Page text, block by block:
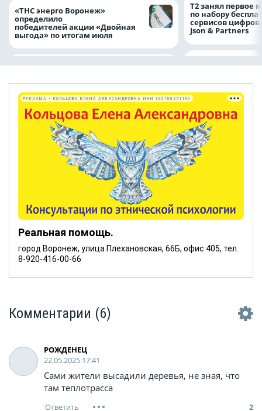
«ТНС энерго Воронеж»
определило
победителей акции «Двойная
выгода» по итогам июля
Т2 занял первое
по набору
сервисов
Json & Partners
Реальная помощь.
город Воронеж, улица Плехановская, 66Б, офис 405, тел.
8-920-416-00-66
РЕКЛАМА • КОЛЬЦОВА ЕЛЕНА АЛЕКСАНДРОВНА ИНН 366100251196
Комментарии (6)
РОЖДЕНЕЦ
22.05.2025 17:41
Сами жители высадили деревья, не зная, что
там теплотрасса
2